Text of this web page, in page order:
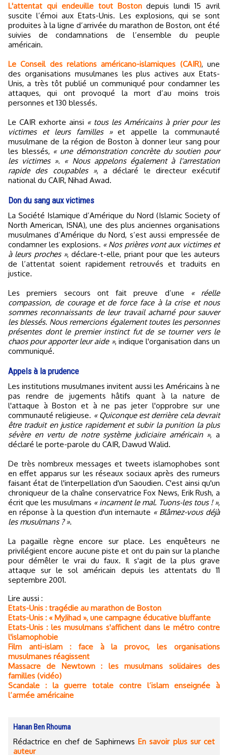
L'attentat qui endeuille tout Bostondepuis lundi 15 avril
suscite l’émoi aux Etats-Unis. Les explosions, qui se sont
produites à la ligne d’arrivée du marathon de Boston, ont été
suivies de condamnations de l’ensemble du peuple
américain.
Le Conseil des relations américano-islamiques (CAIR), une
des organisations musulmanes les plus actives aux Etats-
Unis, a très tôt publié un communiqué pour condamner les
attaques, qui ont provoqué la mort d’au moins trois
personnes et 130 blessés.
Le CAIR exhorte ainsi « tous les Américains à prier pour les
victimes et leurs familles »et appelle la communauté
musulmane de la région de Boston à donner leur sang pour
les blessés, « une démonstration concrète du soutien pour
les victimes ». « Nous appelons également à l'arrestation
rapide des coupables », a déclaré le directeur exécutif
national du CAIR, Nihad Awad.
Don du sang aux victimes
La Société Islamique d’Amérique du Nord (Islamic Society of
North American, ISNA), une des plus anciennes organisations
musulmanes d’Amérique du Nord, s’est aussi empressée de
condamner les explosions. « Nos prières vont aux victimes et
à leurs proches », déclare-t-elle, priant pour que les auteurs
de l’attentat soient rapidement retrouvés et traduits en
justice.
Les premiers secours ont fait preuve d’une
« réelle
compassion, de courage et de force face à la crise et nous
sommes reconnaissants de leur travail acharné pour sauver
les blessés. Nous remercions également toutes les personnes
présentes dont le premier instinct fut de se tourner vers le
chaos pour apporter leur aide », indique l'organisation dans un
communiqué.
Appels à la prudence
Les institutions musulmanes invitent aussi les Américains à ne
pas rendre de jugements hâtifs quant à la nature de
l'attaque à Boston et à ne pas jeter l'opprobre sur une
communauté religieuse. « Quiconque est derrière cela devrait
être traduit en justice rapidement et subir la punition la plus
sévère en vertu de notre système judiciaire américain », a
déclaré le porte-parole du CAIR, Dawud Walid.
De très nombreux messages et tweets islamophobes sont
en effet apparus sur les réseaux sociaux après des rumeurs
faisant état de l'interpellation d'un Saoudien. C'est ainsi qu'un
chroniqueur de la chaîne conservatrice Fox News, Erik Rush, a
écrit que les musulmans « incarnent le mal. Tuons-les tous ! »,
en réponse à la question d'un internaute « Blâmez-vous déjà
les musulmans ? ».
La pagaille règne encore sur place. Les enquêteurs ne
privilégient encore aucune piste et ont du pain sur la planche
pour démêler le vrai du faux. Il s'agit de la plus grave
attaque sur le sol américain depuis les attentats du 11
septembre 2001.
Lire aussi :
Etats-Unis : tragédie au marathon de Boston
Etats-Unis : « MyJihad », une campagne éducative bluffante
Etats-Unis : les musulmans s'affichent dans le métro contre
l'islamophobie
Film anti-islam : face à la provoc, les organisations
musulmanes réagissent
Massacre de Newtown : les musulmans solidaires des
familles (vidéo)
Scandale : la guerre totale contre l’islam enseignée à
l’armée américaine
Hanan Ben Rhouma
Rédactrice en chef de SaphirnewsEn savoir plus sur cet
auteur